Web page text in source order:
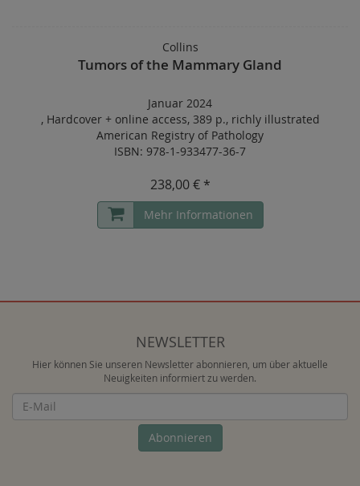
Collins
Tumors of the Mammary Gland
Januar 2024
, Hardcover+ online access, 389 p., richly illustrated
American Registry of Pathology
ISBN: 978-1-933477-36-7
238,00 € *
Mehr Informationen
NEWSLETTER
Hier können Sie unseren Newsletter abonnieren, um über aktuelle
Neuigkeiten informiert zu werden.
Abonnieren